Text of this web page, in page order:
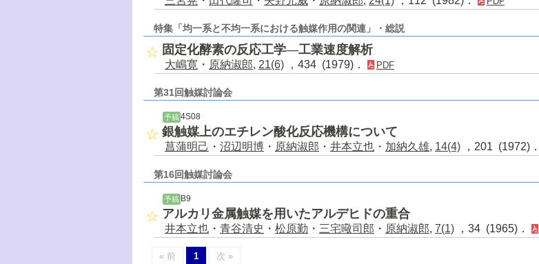
特集「均一系と不均一系における触媒作用の関連」・総説
固定化酵素の反応工学―工業速度解析
大嶋寛 ・ 原納淑郎, 21(6) ，434 (1979)． PDF
第31回触媒討論会
予稿 4S08
銀触媒上のエチレン酸化反応機構について
菖蒲明己 ・ 沼辺明博 ・ 原納淑郎 ・ 井本立也 ・ 加納久雄, 14(4) ，201 (1972)．
第16回触媒討論会
予稿B9
アルカリ金属触媒を用いたアルデヒドの重合
井本立也 ・ 青谷清史 ・ 松原勤 ・ 三宅曔司郎 ・ 原納淑郎, 7(1) ，34 (1965)．
« 前 1 次 »